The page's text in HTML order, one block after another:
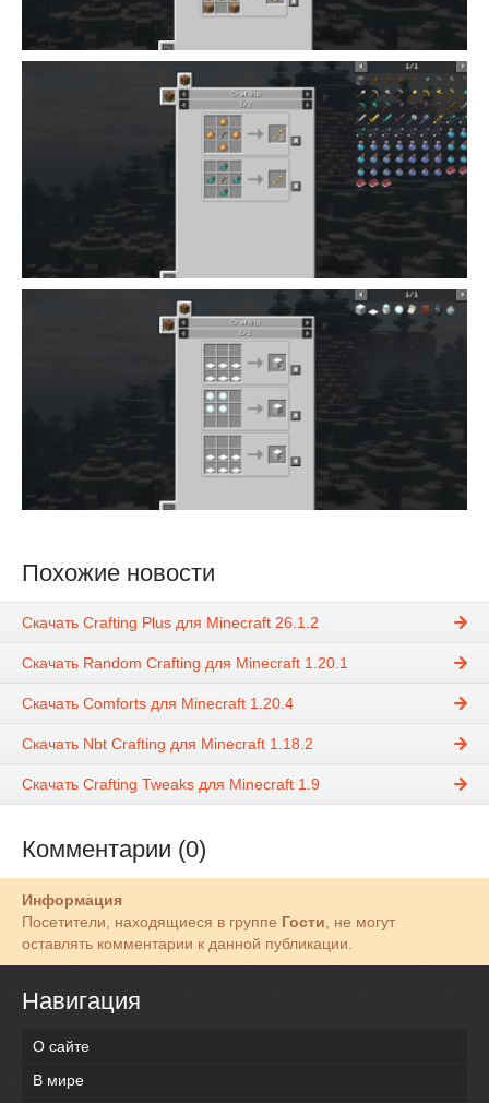
Похожие новости
Скачать Crafting Plus для Minecraft 26.1.2
Скачать Random Crafting для Minecraft 1.20.1
Скачать Comforts для Minecraft 1.20.4
Скачать Nbt Crafting для Minecraft 1.18.2
Скачать Crafting Tweaks для Minecraft 1.9
Комментарии (0)
Информация
Посетители, находящиеся в группе Гости , не могут
оставлять комментарии к данной публикации.
Навигация
О сайте
В мире